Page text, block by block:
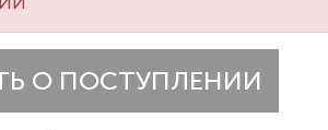
О ПОСТУПЛЕНИИ